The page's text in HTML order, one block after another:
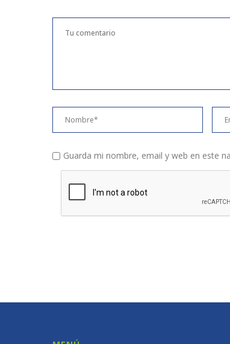
Guarda mi nombre, email y web en este